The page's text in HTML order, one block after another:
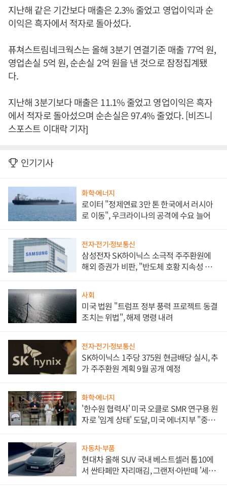
지난해 같은 기간보다 매출은 2.3% 줄었고 영업이익과 순
이익은 흑자에서 적자로 돌아섰다.
퓨쳐스트림네크웍스는 올해 3분기 연결기준 매출 77억 원,
영업손실 5억 원, 순손실 2억 원을 낸 것으로 잠정집계됐
다.
지난해 3분기보다 매출은 11.1% 줄었고 영업이익은 흑자
에서 적자로 돌아섰으며 순손실은 97.4% 줄었다. [비즈니
스포스트 이대락 기자]
인기기사
화학·에너지
로이터 "정제연료 3만 톤 한국에서 러시아
로 이동", 우크라이나의 공격에 수요 늘어
전자·전기·정보통신
삼성전자 SK하이닉스 소극적 주주환원에
해외 증권가 비판, "반도체 호황 지속성 의
사회
미국 법원 "트럼프 정부 풍력 프로젝트 동결
조치는 위법", 해제 명령 내려
전자·전기·정보통신
SK하이닉스 1주당 375원 현금배당 실시, 추
가 주주환원 계획 9월 공개 예정
화학·에너지
'한수원 협력사' 미국 오클로 SMR 연구용 원
자로 '임계 상태' 도달, 미국 에너지부 "중요
자동차·부품
현대차 올해 SUV 국내 베스트셀러 톱10에
서 싼타페만 자리매김, 그랜저·아반떼 '세단